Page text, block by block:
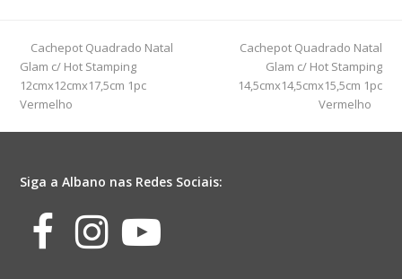
Marrom
quantidade
previous
post:
Cachepot Quadrado Natal
Glam c/ Hot Stamping
12cmx12cmx17,5cm 1pc
Vermelho
next
post:
Cachepot Quadrado Natal
Glam c/ Hot Stamping
14,5cmx14,5cmx15,5cm 1pc
Vermelho
Siga a Albano nas Redes Sociais:
Facebook
Instagram
Youtube